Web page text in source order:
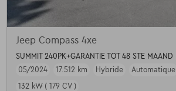
Jeep Compass 4xe
SUMMIT 240PK+GARANTIE TOT 48 STE MAAND
05/2024
17.512 km Hybride
Automatique
132 kW ( 179 CV )